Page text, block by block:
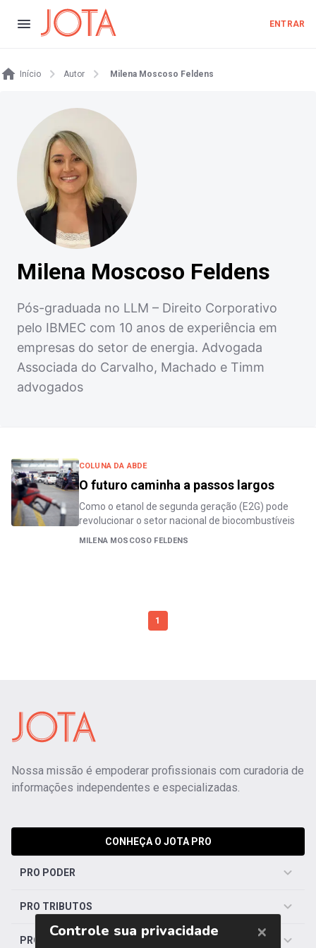
ENTRAR
Início Autor Milena Moscoso Feldens
Milena Moscoso Feldens
Pós-graduada no LLM – Direito Corporativo
pelo IBMEC com 10 anos de experiência em
empresas do setor de energia. Advogada
Associada do Carvalho, Machado e Timm
advogados
COLUNA DA ABDE
O futuro caminha a passos largos
Como o etanol de segunda geração (E2G) pode
revolucionar o setor nacional de biocombustíveis
MILENA MOSCOSO FELDENS
1
Nossa missão é empoderar profissionais com curadoria de
informações independentes e especializadas.
CONHEÇA O JOTA PRO
PRO PODER
PRO TRIBUTOS
PRO TRABALHISTA